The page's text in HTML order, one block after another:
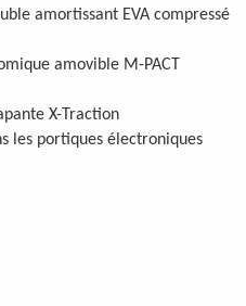
amortissant EVA compressé
amovible M-PACT
X-Traction
les portiques électroniques